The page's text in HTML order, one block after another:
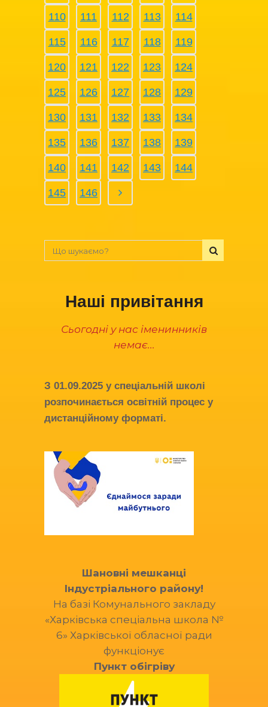
110 111 112 113 114
115 116 117 118 119
120 121 122 123 124
125 126 127 128 129
130 131 132 133 134
135 136 137 138 139
140 141 142 143 144
145 146
Наші привітання
Сьогодні у нас іменинників
немає...
З 01.09.2025 у спеціальній школі
розпочинається освітній процес у
дистанційному форматі.
Шановні мешканці
Індустріального району!
На базі Комунального закладу
«Харківська спеціальна школа №
6» Харківської обласної ради
функціонує
Пункт обігріву